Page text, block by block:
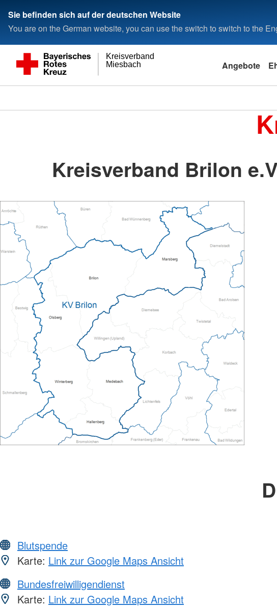
Sie befinden sich auf der deutschen Website
You are on the German website, you can use the switch to switch to the
Miesbach
Kreisverband
Angebote
Kreisverband Brilon
Blutspende
Karte: Link zur Google Maps Ansicht
Bundesfreiwilligendienst
Karte: Link zur Google Maps Ansicht